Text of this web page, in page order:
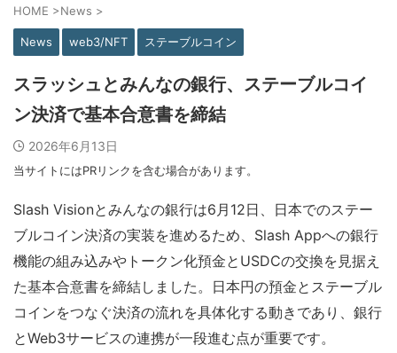
HOME >News >
News web3/NFT ステーブルコイン
スラッシュとみんなの銀行、ステーブルコイ
ン決済で基本合意書を締結
2026年6月13日
当サイトにはPRリンクを含む場合があります。
Slash Visionとみんなの銀行は6月12日、日本でのステー
ブルコイン決済の実装を進めるため、Slash Appへの銀行
機能の組み込みやトークン化預金とUSDCの交換を見据え
た基本合意書を締結しました。日本円の預金とステーブル
コインをつなぐ決済の流れを具体化する動きであり、銀行
とWeb3サービスの連携が一段進む点が重要です。